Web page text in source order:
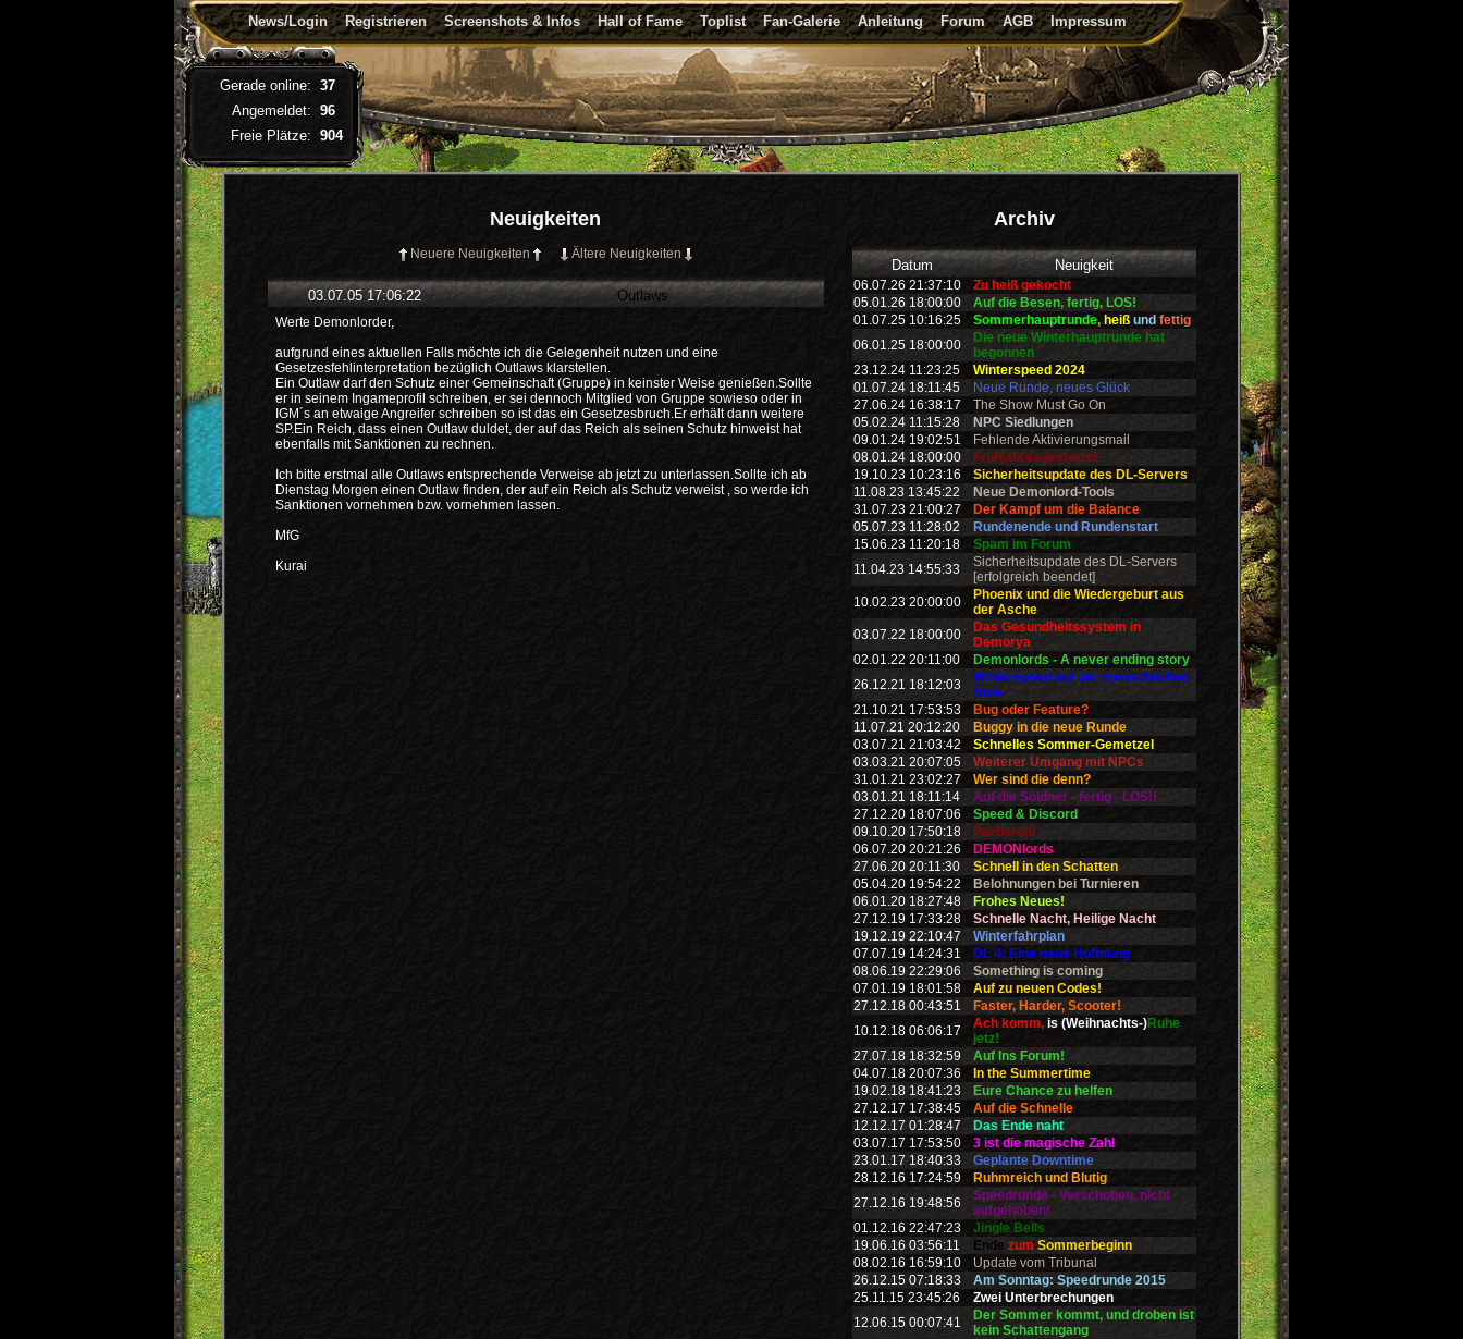
News/Login Registrieren Screenshots & Infos Hall of Fame Toplist Fan-Galerie Anleitung Forum AGB Impressum
Neuigkeiten
Neuere Neuigkeiten Ältere Neuigkeiten
03.07.05 17:06:22 Outlaws
Werte Demonlorder,
aufgrund eines aktuellen Falls möchte ich die Gelegenheit nutzen und eine
Gesetzesfehlinterpretation bezüglich Outlaws klarstellen.
Ein Outlaw darf den Schutz einer Gemeinschaft (Gruppe) in keinster Weise genießen.Sollte
er in seinem Ingameprofil schreiben, er sei dennoch Mitglied von Gruppe sowieso oder in
IGM´s an etwaige Angreifer schreiben so ist das ein Gesetzesbruch.Er erhält dann weitere
SP.Ein Reich, dass einen Outlaw duldet, der auf das Reich als seinen Schutz hinweist hat
ebenfalls mit Sanktionen zu rechnen.
Ich bitte erstmal alle Outlaws entsprechende Verweise ab jetzt zu unterlassen.Sollte ich ab
Dienstag Morgen einen Outlaw finden, der auf ein Reich als Schutz verweist , so werde ich
Sanktionen vornehmen bzw. vornehmen lassen.
MfG
Kurai
Archiv
Datum Neuigkeit
06.07.26 21:37:10
Zu heiß gekocht
05.01.26 18:00:00
Auf die Besen, fertig, LOS!
01.07.25 10:16:25
Sommerhauptrunde, heiß und fettig
06.01.25 18:00:00
Die neue Winterhauptrunde hat
begonnen
23.12.24 11:23:25
Winterspeed 2024
01.07.24 18:11:45
Neue Runde, neues Glück
27.06.24 16:38:17
The Show Must Go On
05.02.24 11:15:28
NPC Siedlungen
09.01.24 19:02:51
Fehlende Aktivierungsmail
08.01.24 18:00:00
Frühjahresgemetzel
19.10.23 10:23:16
Sicherheitsupdate des DL-Servers
11.08.23 13:45:22
Neue Demonlord-Tools
31.07.23 21:00:27
Der Kampf um die Balance
05.07.23 11:28:02
Rundenende und Rundenstart
15.06.23 11:20:18
Spam im Forum
11.04.23 14:55:33
Sicherheitsupdate des DL-Servers
[erfolgreich beendet]
10.02.23 20:00:00
Phoenix und die Wiedergeburt aus
der Asche
03.07.22 18:00:00
Das Gesundheitssystem in
Demorya
02.01.22 20:11:00
Demonlords - A never ending story
26.12.21 18:12:03
Winterspeed mit der menschlichen
Note
21.10.21 17:53:53
Bug oder Feature?
11.07.21 20:12:20
Buggy in die neue Runde
03.07.21 21:03:42
Schnelles Sommer-Gemetzel
03.03.21 20:07:05
Weiterer Umgang mit NPCs
31.01.21 23:02:27
Wer sind die denn?
03.01.21 18:11:14
Auf die Söldner - fertig - LOS!!
27.12.20 18:07:06
Speed & Discord
09.10.20 17:50:18
Barbaren!
06.07.20 20:21:26
DEMONlords
27.06.20 20:11:30
Schnell in den Schatten
05.04.20 19:54:22
Belohnungen bei Turnieren
06.01.20 18:27:48
Frohes Neues!
27.12.19 17:33:28
Schnelle Nacht, Heilige Nacht
19.12.19 22:10:47
Winterfahrplan
07.07.19 14:24:31
DL 4: Eine neue Hoffnung
08.06.19 22:29:06
Something is coming
07.01.19 18:01:58
Auf zu neuen Codes!
27.12.18 00:43:51
Faster, Harder, Scooter!
10.12.18 06:06:17
Ach komm, is (Weihnachts-)Ruhe
jetz!
27.07.18 18:32:59
Auf Ins Forum!
04.07.18 20:07:36
In the Summertime
19.02.18 18:41:23
Eure Chance zu helfen
27.12.17 17:38:45
Auf die Schnelle
12.12.17 01:28:47
Das Ende naht
03.07.17 17:53:50
3 ist die magische Zahl
23.01.17 18:40:33
Geplante Downtime
28.12.16 17:24:59
Ruhmreich und Blutig
27.12.16 19:48:56
Speedrunde - Verschoben, nicht
aufgehoben!
01.12.16 22:47:23
Jingle Bells
19.06.16 03:56:11
Ende zum Sommerbeginn
08.02.16 16:59:10
Update vom Tribunal
26.12.15 07:18:33
Am Sonntag: Speedrunde 2015
25.11.15 23:45:26
Zwei Unterbrechungen
12.06.15 00:07:41
Der Sommer kommt, und droben ist
kein Schattengang
Gerade online: 37
Angemeldet: 96
Freie Plätze: 904